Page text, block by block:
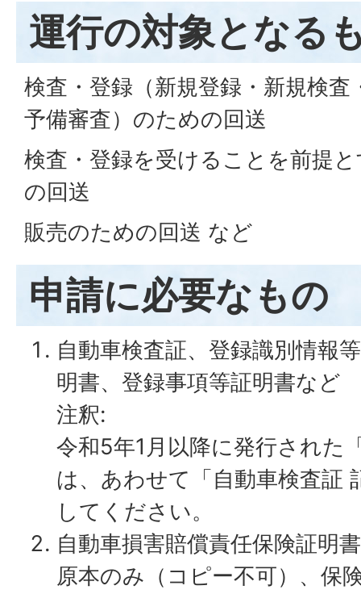
運行の対象となる
検査・登録（新規登録・新規検査
予備審査）のための回送
検査・登録を受けることを前提
の回送
販売のための回送 など
申請に必要なもの
自動車検査証、登録識別情報
明書、登録事項等証明書など
注釈:
令和5年1月以降に発行された
は、あわせて「自動車検査証
してください。
自動車損害賠償責任保険証明書
原本のみ（コピー不可）、保